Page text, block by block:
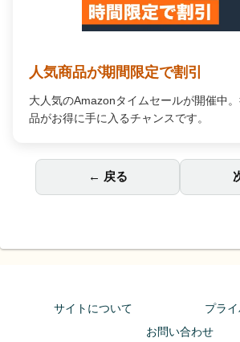
人気商品が期間限定で割引
大人気のAmazonタイムセールが開催中
品がお得に手に入るチャンスです。
← 戻る
サイトについて
プラ
お問い合わせ